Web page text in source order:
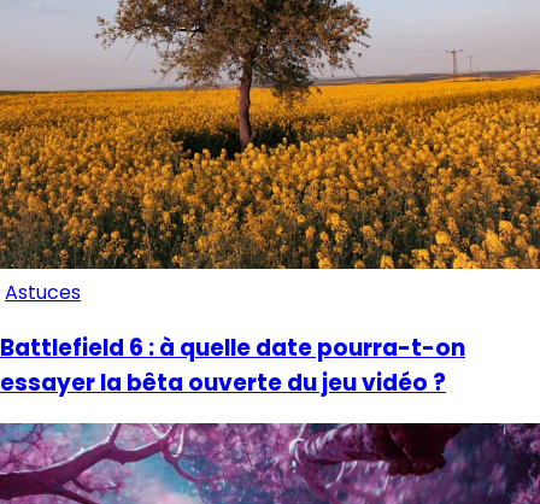
Astuces
Battlefield 6 : à quelle date pourra-t-on
essayer la bêta ouverte du jeu vidéo ?